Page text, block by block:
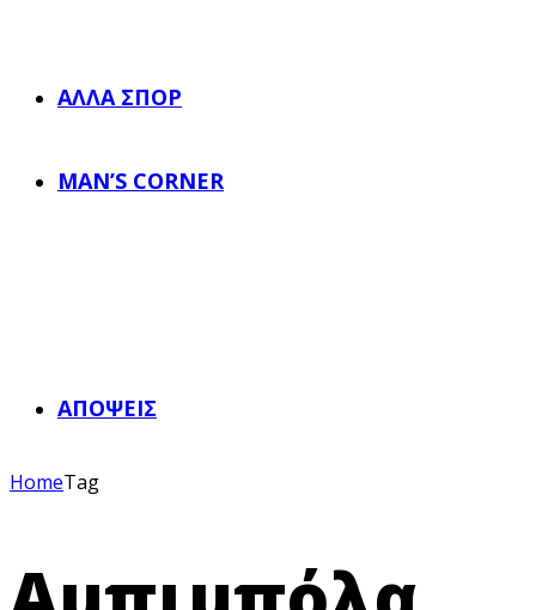
ΆΛΛΑ ΣΠΟΡ
MAN’S CORNER
ΑΠΌΨΕΙΣ
HomeTag